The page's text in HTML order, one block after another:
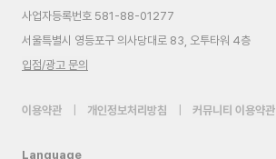
사업자등록번호 581-88-01277
서울특별시 영등포구 의사당대로 83, 오투타워 4층
입점/광고 문의
이용약관 개인정보처리방침 커뮤니티 이용약관
Language